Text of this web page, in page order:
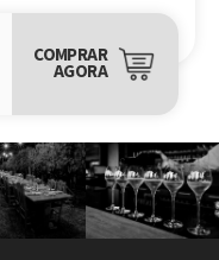
COMPRAR
AGORA